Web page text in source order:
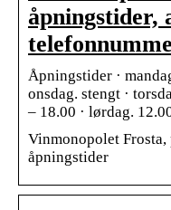
åpningstider,
Åpningstider ·
onsdag. stengt ·
– 18.00 · lørdag.
Vinmonopolet
åpningstider